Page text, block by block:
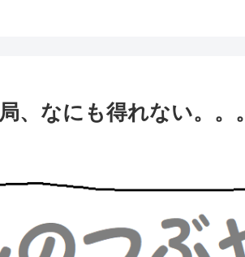
、なにも得れない。。。